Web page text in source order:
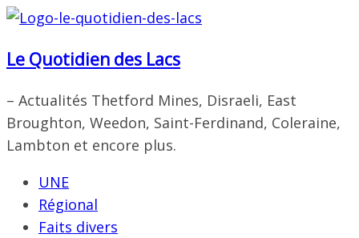
Passer
contenu
Le Quotidien des Lacs
– Actualités Thetford Mines, Disraeli, East
Broughton, Weedon, Saint-Ferdinand, Coleraine,
Lambton et encore plus.
UNE
Régional
Faits divers